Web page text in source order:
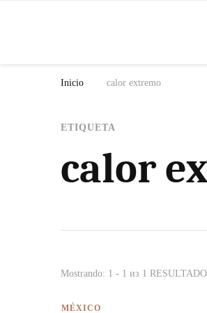
Inicio calor extremo
ETIQUETA
calor
Mostrando: 1 - 1 из 1
MÉXICO